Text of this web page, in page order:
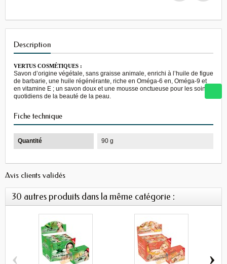
Description
VERTUS COSMÉTIQUES :
Savon d’origine végétale, sans graisse animale, enrichi à l’huile de figue
de barbarie, une huile régénérante, riche en Oméga-6 en, Oméga-9 et
en vitamine E ; un savon doux et une mousse onctueuse pour les soins
quotidiens de la beauté de la peau.
Fiche technique
Quantité 90 g
Avis clients validés
30 autres produits dans la même catégorie :
‹ ›